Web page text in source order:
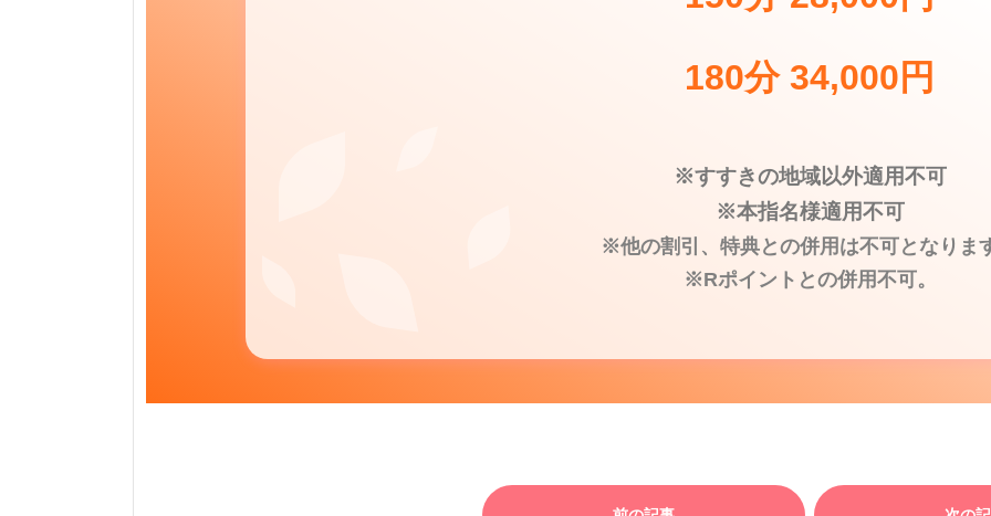
180分 34,000円
※すすきの地域以外適用不可
※本指名様適用不可
※他の割引、特典との併用は不可となりま
※Rポイントとの併用不可。